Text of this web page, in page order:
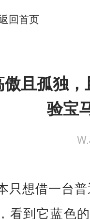
回首页
傲且孤独
验宝
只想借一台
看到它蓝色